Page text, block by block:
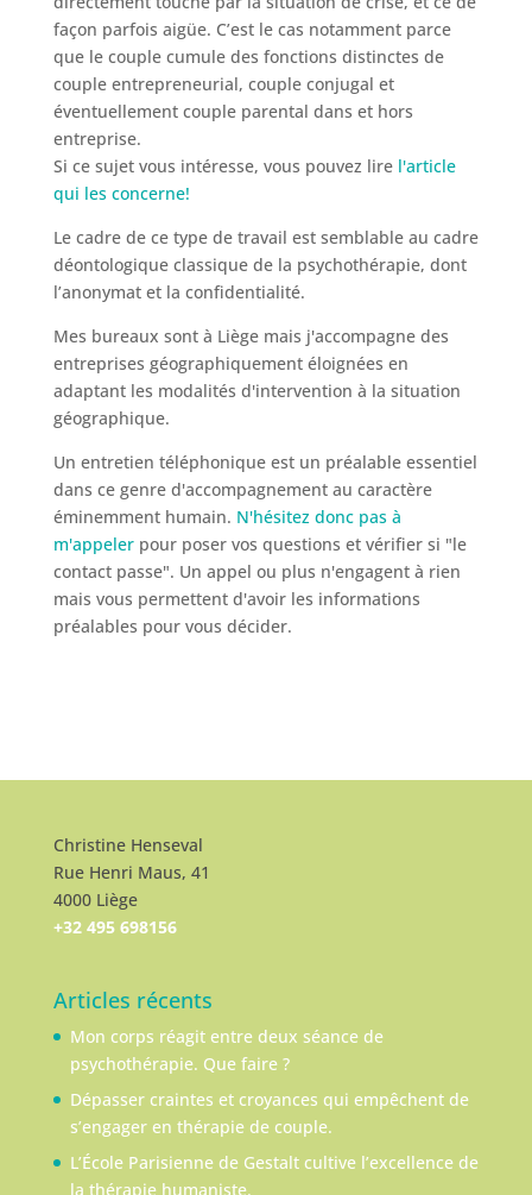
façon parfois aigüe. C’est le cas notamment parce
que le couple cumule des fonctions distinctes de
couple entrepreneurial, couple conjugal et
éventuellement couple parental dans et hors
entreprise.
Si ce sujet vous intéresse, vous pouvez lirel'article
qui les concerne!
Le cadre de ce type de travail est semblable au cadre
déontologique classique de la psychothérapie, dont
l’anonymat et la confidentialité.
Mes bureaux sont à Liège mais j'accompagne des
entreprises géographiquement éloignées en
adaptant les modalités d'intervention à la situation
géographique.
Un entretien téléphonique est un préalable essentiel
dans ce genre d'accompagnement au caractère
éminemment humain. N'hésitez donc pas à
m'appelerpour poser vos questions et vérifier si "le
contact passe". Un appel ou plus n'engagent à rien
mais vous permettent d'avoir les informations
préalables pour vous décider.
Christine Henseval
Rue Henri Maus, 41
4000 Liège
+32 495 698156
Articles récents
Mon corps réagit entre deux séance de
psychothérapie. Que faire ?
Dépasser craintes et croyances qui empêchent de
s’engager en thérapie de couple.
L’École Parisienne de Gestalt cultive l’excellence de
la thérapie humaniste.